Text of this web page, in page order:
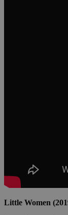
Little Women